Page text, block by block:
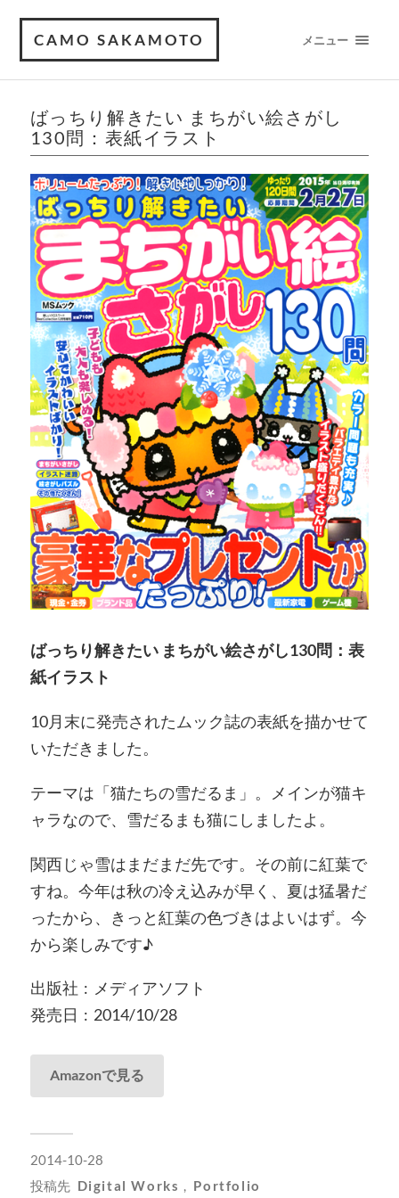
CAMO SAKAMOTO メニュー
ばっちり解きたい まちがい絵さがし
130問：表紙イラスト
ばっちり解きたい まちがい絵さがし130問：表
紙イラスト
10月末に発売されたムック誌の表紙を描かせて
いただきました。
テーマは「猫たちの雪だるま」。メインが猫キ
ャラなので、雪だるまも猫にしましたよ。
関西じゃ雪はまだまだ先です。その前に紅葉で
すね。今年は秋の冷え込みが早く、夏は猛暑だ
ったから、きっと紅葉の色づきはよいはず。今
から楽しみです♪
出版社 ‏ : ‎ メディアソフト
発売日 ‏ : ‎ 2014/10/28
Amazonで見る
2014-10-28
投稿先 Digital Works , Portfolio